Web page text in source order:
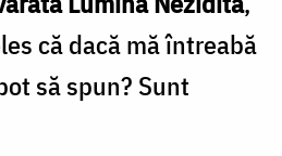
că dacă mă întreabă
să spun? Sunt